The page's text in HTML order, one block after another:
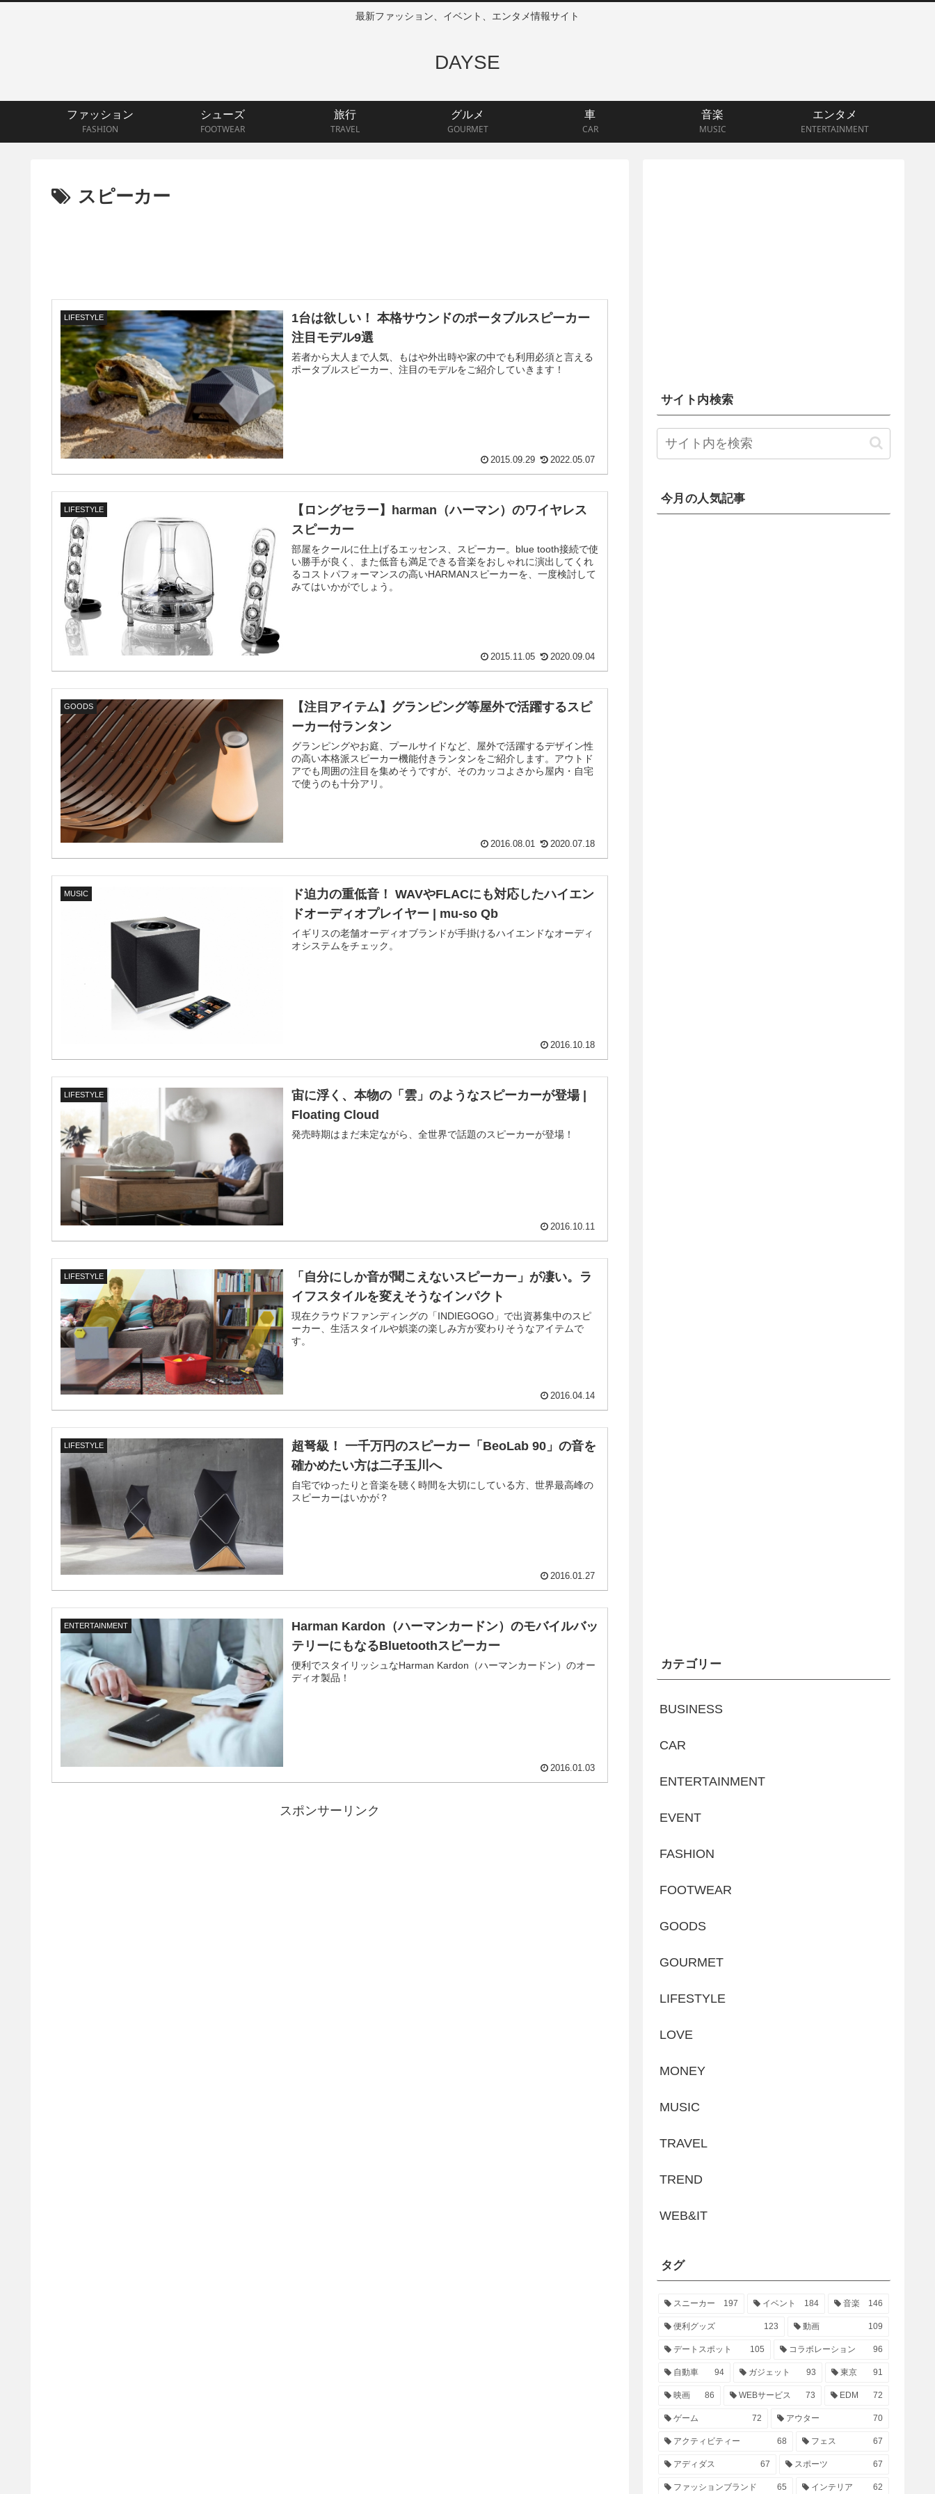
最新ファッション、イベント、エンタメ情報サイト
DAYSE
ファッション
FASHION
シューズ
FOOTWEAR
旅行
TRAVEL
グルメ
GOURMET
車
CAR
音楽
MUSIC
エンタメ
ENTERTAINMENT
スピーカー
LIFESTYLE
1台は欲しい！ 本格サウンドのポータブルスピーカー
注目モデル9選
若者から大人まで人気、もはや外出時や家の中でも利用必須と言える
ポータブルスピーカー、注目のモデルをご紹介していきます！
2015.09.29 2022.05.07
LIFESTYLE
【ロングセラー】harman（ハーマン）のワイヤレス
スピーカー
部屋をクールに仕上げるエッセンス、スピーカー。blue tooth接続で使
い勝手が良く、また低音も満足できる音楽をおしゃれに演出してくれ
るコストパフォーマンスの高いHARMANスピーカーを、一度検討して
みてはいかがでしょう。
2015.11.05 2020.09.04
GOODS
【注目アイテム】グランピング等屋外で活躍するスピ
ーカー付ランタン
グランピングやお庭、プールサイドなど、屋外で活躍するデザイン性
の高い本格派スピーカー機能付きランタンをご紹介します。アウトド
アでも周囲の注目を集めそうですが、そのカッコよさから屋内・自宅
で使うのも十分アリ。
2016.08.01 2020.07.18
MUSIC
ド迫力の重低音！ WAVやFLACにも対応したハイエン
ドオーディオプレイヤー | mu-so Qb
イギリスの老舗オーディオブランドが手掛けるハイエンドなオーディ
オシステムをチェック。
2016.10.18
LIFESTYLE
宙に浮く、本物の「雲」のようなスピーカーが登場 |
Floating Cloud
発売時期はまだ未定ながら、全世界で話題のスピーカーが登場！
2016.10.11
LIFESTYLE
「自分にしか音が聞こえないスピーカー」が凄い。ラ
イフスタイルを変えそうなインパクト
現在クラウドファンディングの「INDIEGOGO」で出資募集中のスピ
ーカー、生活スタイルや娯楽の楽しみ方が変わりそうなアイテムで
す。
2016.04.14
LIFESTYLE
超弩級！ 一千万円のスピーカー「BeoLab 90」の音を
確かめたい方は二子玉川へ
自宅でゆったりと音楽を聴く時間を大切にしている方、世界最高峰の
スピーカーはいかが？
2016.01.27
ENTERTAINMENT
Harman Kardon（ハーマンカードン）のモバイルバッ
テリーにもなるBluetoothスピーカー
便利でスタイリッシュなHarman Kardon（ハーマンカードン）のオー
ディオ製品！
2016.01.03
スポンサーリンク
サイト内検索
今月の人気記事
カテゴリー
BUSINESS
CAR
ENTERTAINMENT
EVENT
FASHION
FOOTWEAR
GOODS
GOURMET
LIFESTYLE
LOVE
MONEY
MUSIC
TRAVEL
TREND
WEB&IT
タグ
スニーカー 197 イベント 184 音楽 146
便利グッズ 123 動画 109
デートスポット 105 コラボレーション 96
自動車 94 ガジェット 93 東京 91
映画 86 WEBサービス 73 EDM 72
ゲーム 72 アウター 70
アクティビティー 68 フェス 67
アディダス 67 スポーツ 67
ファッションブランド 65 インテリア 62